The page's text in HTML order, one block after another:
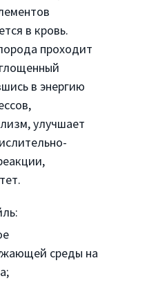
в кровь.
проходит
в энергию
улучшает
среды на